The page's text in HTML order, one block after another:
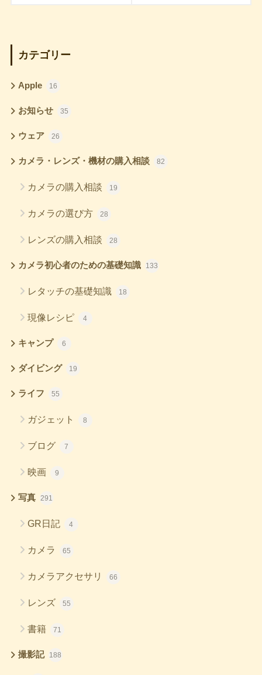
カテゴリー
Apple 16
お知らせ 35
ウェア 26
カメラ・レンズ・機材の購入相談 82
カメラの購入相談 19
カメラの選び方 28
レンズの購入相談 28
カメラ初心者のための基礎知識 133
レタッチの基礎知識 18
現像レシピ 4
キャンプ 6
ダイビング 19
ライフ 55
ガジェット 8
ブログ 7
映画 9
写真 291
GR日記 4
カメラ 65
カメラアクセサリ 66
レンズ 55
書籍 71
撮影記 188